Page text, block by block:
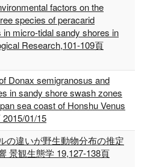
factors on the
species of peracarid
micro-tidal sandy shores in
Research,101-109頁
Donax semigranosus and
in sandy shore swash zones
sea coast of Honshu Venus
01/15
の違いが野生動物分布の推定
景観生態学 19,127-138頁